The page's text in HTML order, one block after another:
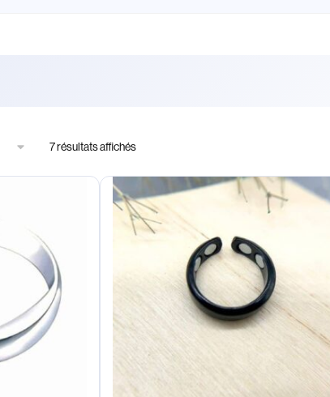
7 résultats affichés